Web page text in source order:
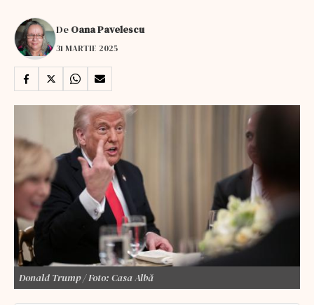
De Oana Pavelescu
31 MARTIE 2025
Donald Trump / Foto: Casa Albă